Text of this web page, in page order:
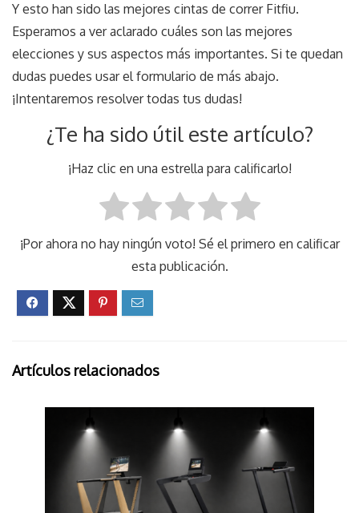
Y esto han sido las mejores cintas de correr Fitfiu.
Esperamos a ver aclarado cuáles son las mejores
elecciones y sus aspectos más importantes. Si te quedan
dudas puedes usar el formulario de más abajo.
¡Intentaremos resolver todas tus dudas!
¿Te ha sido útil este artículo?
¡Haz clic en una estrella para calificarlo!
¡Por ahora no hay ningún voto! Sé el primero en calificar
esta publicación.
Artículos relacionados